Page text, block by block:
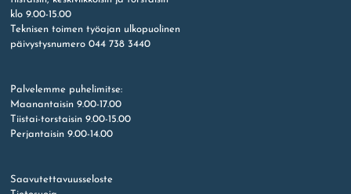
klo 9.00-15.00
Teknisen toimen työajan ulkopuolinen
päivystysnumero 044 738 3440
Palvelemme puhelimitse:
Maanantaisin 9.00-17.00
Tiistai-torstaisin 9.00-15.00
Perjantaisin 9.00-14.00
Saavutettavuusseloste